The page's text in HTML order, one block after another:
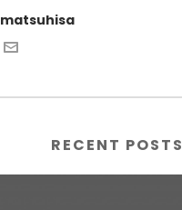
matsuhisa
RECENT POSTS